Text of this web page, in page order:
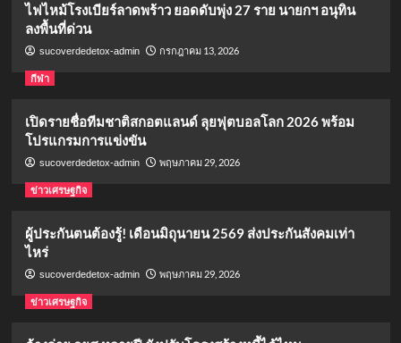
ไฟไหม้โรงเบียร์ลาดพร้าว ยอดดับพุ่ง 27 ราย นายกฯ อนุทิน
ลงพื้นที่ด่วน
sucoverdedetox-admin กรกฎาคม 13, 2026
กีฬา
เปิดรายชื่อทีมชาติสกอตแลนด์ ลุยฟุตบอลโลก 2026 พร้อม
โปรแกรมการแข่งขัน
sucoverdedetox-admin พฤษภาคม 29, 2026
ข่าวเศรษฐกิจ
ผู้ประกันตนต้องรู้! เดือนมิถุนายน 2569 ส่งประกันสังคมเท่า
ไหร่
sucoverdedetox-admin พฤษภาคม 29, 2026
ข่าวเศรษฐกิจ